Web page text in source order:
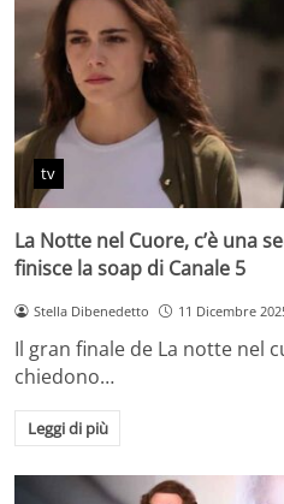
tv
La Notte nel Cuore, c’è una
finisce la soap di Canale 5
Stella Dibenedetto 11 Dicembre
Il gran finale de La notte nel
chiedono…
Leggi di più